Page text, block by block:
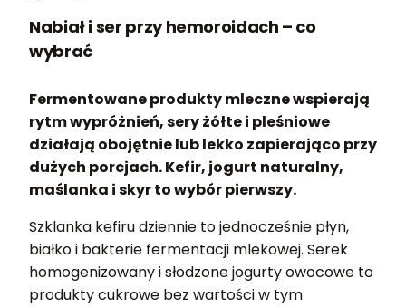
Nabiał i ser przy hemoroidach – co
wybrać
Fermentowane produkty mleczne wspierają
rytm wypróżnień, sery żółte i pleśniowe
działają obojętnie lub lekko zapierająco przy
dużych porcjach. Kefir, jogurt naturalny,
maślanka i skyr to wybór pierwszy.
Szklanka kefiru dziennie to jednocześnie płyn,
białko i bakterie fermentacji mlekowej. Serek
homogenizowany i słodzone jogurty owocowe to
produkty cukrowe bez wartości w tym